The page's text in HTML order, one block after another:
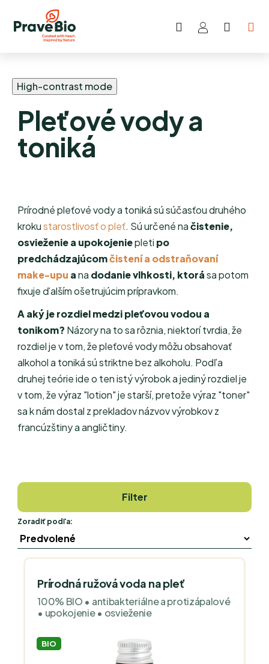
Prejsť
Hľadať
High-contrast mode
Pleťové vody a
toniká
Prírodné pleťové vody a toniká sú súčasťou druhého
krokustarostlivosť o pleť. Sú určené načistenie,
osvieženie a upokojeniepleti po
predchádzajúcomčistení a odstraňovaní
make-upu ana dodanie vlhkosti, ktorása potom
fixuje ďalším ošetrujúcim prípravkom.
A aký je rozdiel medzi pleťovou vodou a
tonikom? Názory na to sa rôznia, niektorí tvrdia, že
rozdiel je v tom, že pleťové vody môžu obsahovať
alkohol a toniká sú striktne bez alkoholu. Podľa
druhej teórie ide o ten istý výrobok a jediný rozdiel je
v tom, že výraz "lotion" je starší, pretože výraz "toner"
sa k nám dostal z prekladov názvov výrobkov z
francúzštiny a angličtiny.
Filter
Zoradiť podľa:
Prírodná ružová voda na pleť
100% BIO • antibakteriálne a protizápalové
• upokojenie • osvieženie
BIO